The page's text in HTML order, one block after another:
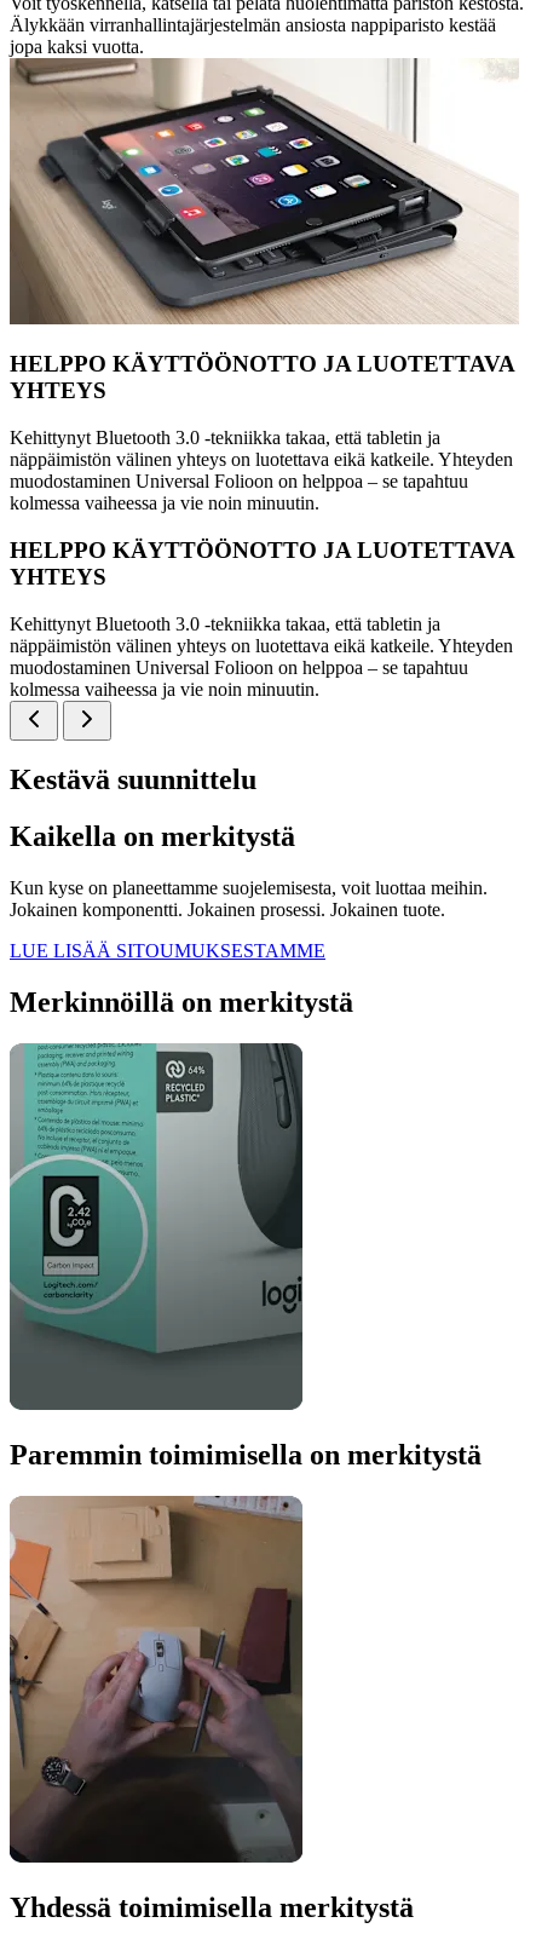
Älykkään virranhallintajärjestelmän ansiosta nappiparisto kestää
jopa kaksi vuotta.
HELPPO KÄYTTÖÖNOTTO JA LUOTETTAVA
YHTEYS
Kehittynyt Bluetooth 3.0 -tekniikka takaa, että tabletin ja
näppäimistön välinen yhteys on luotettava eikä katkeile. Yhteyden
muodostaminen Universal Folioon on helppoa – se tapahtuu
kolmessa vaiheessa ja vie noin minuutin.
HELPPO KÄYTTÖÖNOTTO JA LUOTETTAVA
YHTEYS
Kehittynyt Bluetooth 3.0 -tekniikka takaa, että tabletin ja
näppäimistön välinen yhteys on luotettava eikä katkeile. Yhteyden
muodostaminen Universal Folioon on helppoa – se tapahtuu
kolmessa vaiheessa ja vie noin minuutin.
Kestävä suunnittelu
Kaikella on merkitystä
Kun kyse on planeettamme suojelemisesta, voit luottaa meihin.
Jokainen komponentti. Jokainen prosessi. Jokainen tuote.
LUE LISÄÄ SITOUMUKSESTAMME
Merkinnöillä on merkitystä
Paremmin toimimisella on merkitystä
Yhdessä toimimisella merkitystä